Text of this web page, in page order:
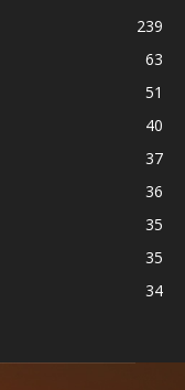
239
63
51
40
37
36
35
35
34